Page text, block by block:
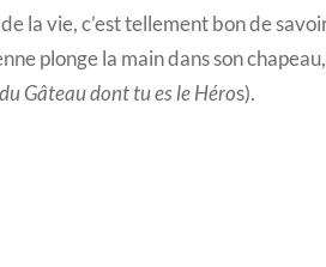
la vie, c’est tellement bon de
plonge la main dans son
Gâteau dont tu es le Héros).